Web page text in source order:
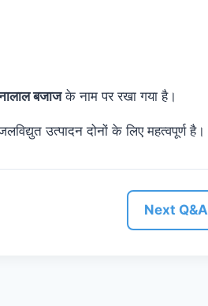
बजाजके नाम पर रखा गया है।
उत्पादन दोनों के लिए महत्वपूर्ण है।
Next Q&A